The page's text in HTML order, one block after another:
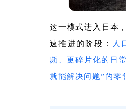
这一模式进入日本
速推进的阶段：
人
频、更碎片化的日常
就能解决问题”的零